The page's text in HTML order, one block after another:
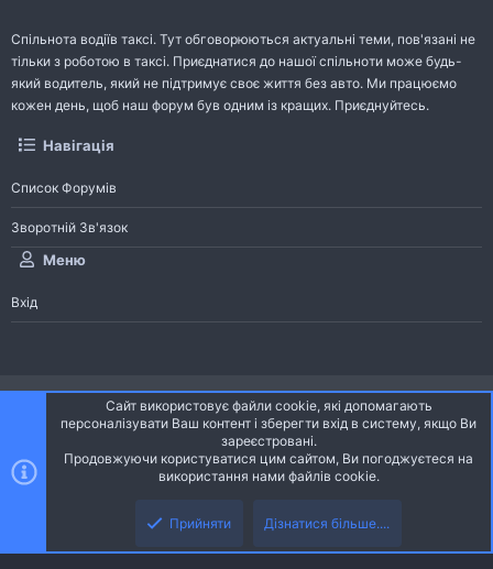
Спільнота водіїв таксі. Тут обговорюються актуальні теми, пов'язані не
тільки з роботою в таксі. Приєднатися до нашої спільноти може будь-
який водитель, який не підтримує своє життя без авто. Ми працюємо
кожен день, щоб наш форум був одним із кращих. Приєднуйтесь.
Навігація
Список Форумів
Зворотній Зв'язок
Меню
Вхід
Ніч
Українська (UA)
S
Community platform by XenForo® © 2010-2026 XenForo Ltd.
Community platform by XenForo © 2010-2022 XenForo Ltd. | dev: Pages
Сайт використовує файли cookie, які допомагають
персоналізувати Ваш контент і зберегти вхід в систему, якщо Ви
зареєстровані.
Продовжуючи користуватися цим сайтом, Ви погоджуєтеся на
використання нами файлів cookie.
Прийняти Дізнатися більше....